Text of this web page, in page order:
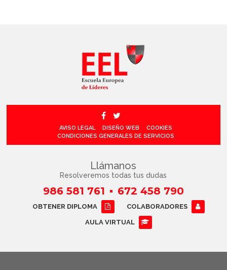
AVISO LEGAL DISEÑO WEB
COOKIES
CONDICIONES GENERALES DE SERVICIOS
Llámanos
Resolveremos todas tus dudas
986 581 761 672 458 790
OBTENER DIPLOMA COLABORADORES
AULA VIRTUAL